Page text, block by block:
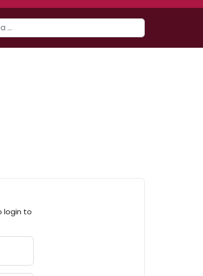
login to